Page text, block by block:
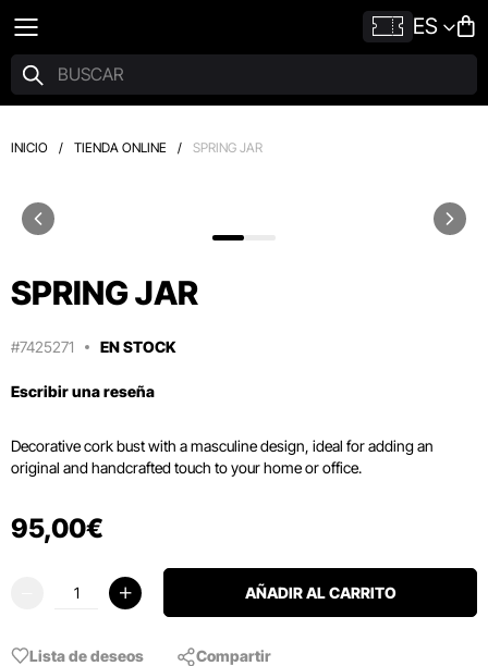
ES
INICIO / TIENDA ONLINE / SPRING JAR
SPRING JAR
#7425271 EN STOCK
Escribir una reseña
Decorative cork bust with a masculine design, ideal for adding an
original and handcrafted touch to your home or office.
95,00€
AÑADIR AL CARRITO
Lista de deseos Compartir